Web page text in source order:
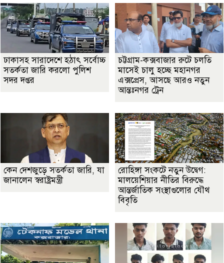
ঢাকাসহ সারাদেশে হঠাৎ সর্বোচ্চ
সতর্কতা জা‌রি করলো পুলিশ
সদর দপ্তর
চট্টগ্রাম-কক্সবাজার রুটে চলতি
মাসেই চালু হচ্ছে মহানগর
এক্সপ্রেস, আসছে আরও নতুন
আন্তঃনগর ট্রেন
কেন দেশজুড়ে সতর্কতা জারি, যা
জানালেন স্বরাষ্ট্রমন্ত্রী
রোহিঙ্গা সংকটে নতুন উদ্বেগ:
মালয়েশিয়ার নীতির বিরুদ্ধে
আন্তর্জাতিক সংস্থাগুলোর যৌথ
বিবৃতি